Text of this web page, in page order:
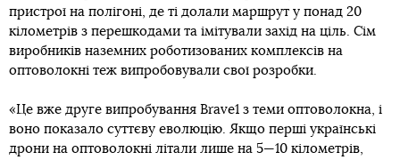
пристрої на полігоні, де ті долали маршрут у понад 20
кілометрів з перешкодами та імітували захід на ціль. Сім
виробників наземних роботизованих комплексів на
оптоволокні теж випробовували свої розробки.
«Це вже друге випробування Brave1 з теми оптоволокна, і
воно показало суттєву еволюцію. Якщо перші українські
дрони на оптоволокні літали лише на 5—10 кілометрів,